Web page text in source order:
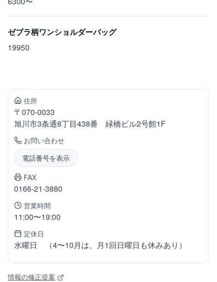
ゼブラ柄ワンショルダーバッグ
19950
住所
〒070-0033
旭川市3条通8丁目438番 緑橋ビル2号館1F
お問い合わせ
電話番号を表示
FAX
0166-21-3880
営業時間
11:00〜19:00
定休日
水曜日 （4〜10月は、月1回日曜日も休みあり）
情報の修正提案